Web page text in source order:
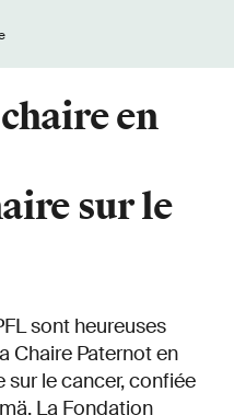
en
sur le
sont heureuses
Chaire Paternot en
le cancer, confiée
La Fondation